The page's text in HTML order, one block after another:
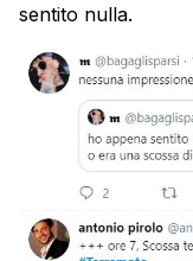
sentito nulla.